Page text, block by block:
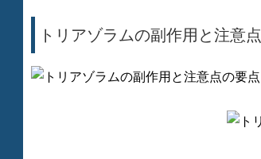
トリアゾラムの副作用と注意点